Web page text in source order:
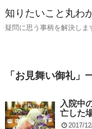
知りたいこと丸わ
疑問に思う事柄を解決し
「 お見舞い御礼」
入院中
亡した
2017/